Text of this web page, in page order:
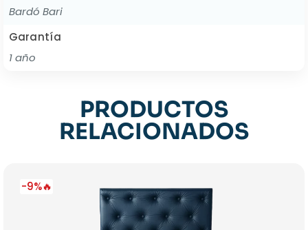
Bardó Bari
Garantía
1 año
PRODUCTOS
RELACIONADOS
-9%🔥